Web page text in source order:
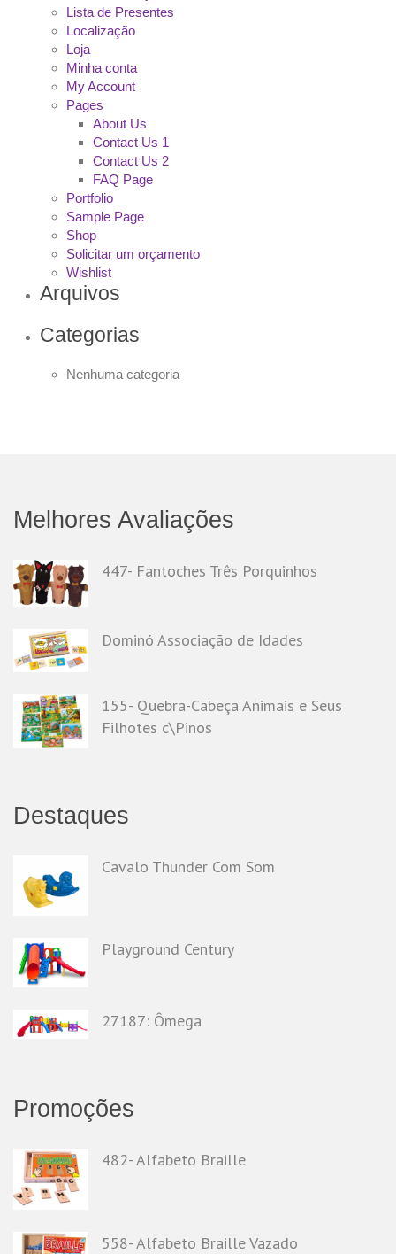
Lista de Presentes
Localização
Loja
Minha conta
My Account
Pages
About Us
Contact Us 1
Contact Us 2
FAQ Page
Portfolio
Sample Page
Shop
Solicitar um orçamento
Wishlist
Arquivos
Categorias
Nenhuma categoria
Melhores Avaliações
447- Fantoches Três Porquinhos
Dominó Associação de Idades
155- Quebra-Cabeça Animais e Seus
Filhotes c\Pinos
Destaques
Cavalo Thunder Com Som
Playground Century
27187: Ômega
Promoções
482- Alfabeto Braille
558- Alfabeto Braille Vazado